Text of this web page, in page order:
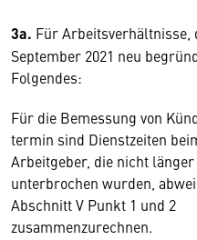
3a. Für Arbeitsverhältnisse,
September 2021 neu
Folgendes:
Für die Bemessung von
termin sind Dienstzeiten
Arbeitgeber, die nicht länger
unterbrochen wurden,
Abschnitt V Punkt 1 und 2
zusammenzurechnen.